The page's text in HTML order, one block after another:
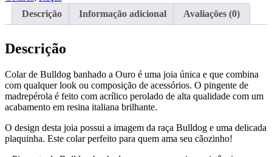
Descrição
Informação adicional Avaliações (0)
Descrição
Colar de Bulldog banhado a Ouro é uma joia única e que combina
com qualquer look ou composição de acessórios. O pingente de
madrepérola é feito com acrílico perolado de alta qualidade com um
acabamento em resina italiana brilhante.
O design desta joia possui a imagem da raça Bulldog e uma delicada
plaquinha. Este colar perfeito para quem ama seu cãozinho!